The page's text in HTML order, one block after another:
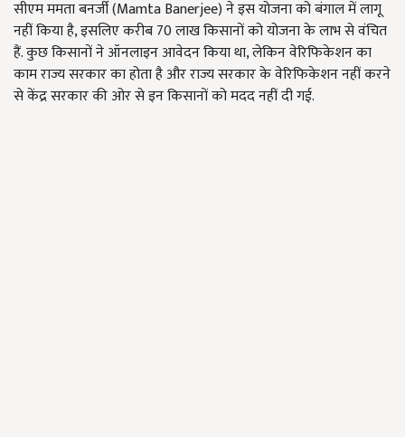
सीएम ममता बनर्जी (Mamta Banerjee) ने इस योजना को बंगाल में लागू
नहीं किया है, इसलिए करीब 70 लाख किसानों को योजना के लाभ से वंचित
हैं. कुछ किसानों ने ऑनलाइन आवेदन किया था, लेकिन वेरिफिकेशन का
काम राज्य सरकार का होता है और राज्य सरकार के वेरिफिकेशन नहीं करने
से केंद्र सरकार की ओर से इन किसानों को मदद नहीं दी गई.